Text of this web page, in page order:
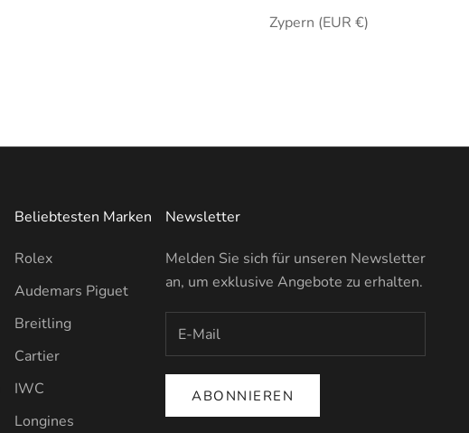
Zypern (EUR €)
Beliebtesten Marken
Rolex
Audemars Piguet
Breitling
Cartier
IWC
Longines
Newsletter
Melden Sie sich für unseren Newsletter
an, um exklusive Angebote zu erhalten.
ABONNIEREN